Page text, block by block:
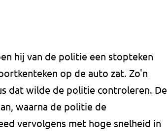
hij van de politie een stopteken
op de auto zat. Zo'n
dat wilde de politie controleren. De
waarna de politie de
vervolgens met hoge snelheid in